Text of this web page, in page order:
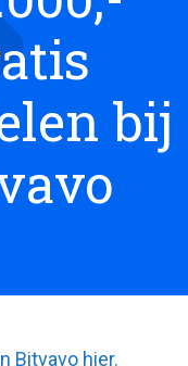
bij
Bitvavo hier.